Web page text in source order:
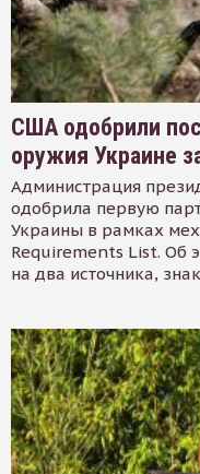
США одобрили
оружия Украине
Администрация
одобрила первую
Украины в рамках
Requirements List. Об
на два источника,